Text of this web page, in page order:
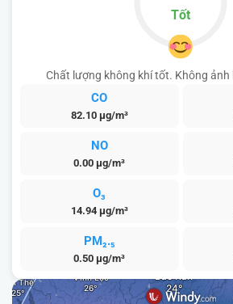
Tốt
Chất lượng không khí tốt. Không ảnh
CO
82.10 μg/m³
NO
0.00 μg/m³
O₃
14.94 μg/m³
PM₂.₅
0.50 μg/m³